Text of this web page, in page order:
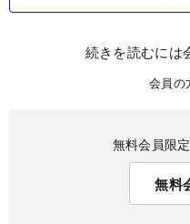
続きを読むには
会員の
無料会員限
無料